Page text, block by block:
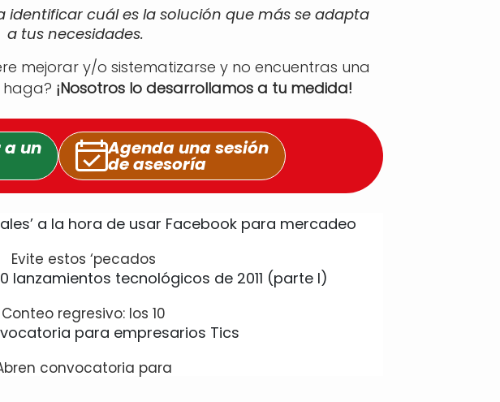
cuál es la solución que más se adapta
a tus necesidades.
mejorar y/o sistematizarse y no encuentras una
haga? ¡Nosotros lo desarrollamos a tu medida!
un Agenda una sesión
de asesoría
Evite estos ‘pecados
Conteo regresivo: los 10
convocatoria para